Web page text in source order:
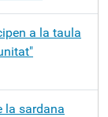
a la taula
la sardana